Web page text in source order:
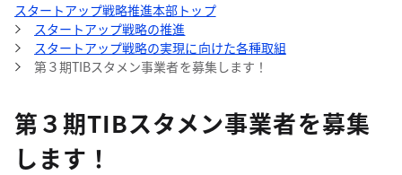
スタートアップ戦略推進本部トップ
スタートアップ戦略の推進
スタートアップ戦略の実現に向けた各種取組
第３期TIBスタメン事業者を募集します！
第３期TIBスタメン事業者を募集
します！